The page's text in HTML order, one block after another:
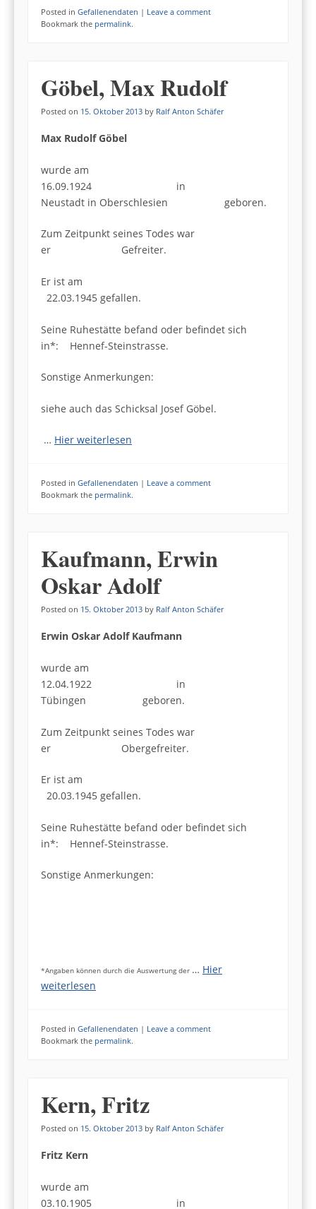
Posted in Gefallenendaten | Leave a comment
Bookmark the permalink.
Göbel, Max Rudolf
Posted on 15. Oktober 2013 by Ralf Anton Schäfer
Max Rudolf Göbel
wurde am
16.09.1924 in
Neustadt in Oberschlesien geboren.
Zum Zeitpunkt seines Todes war
er Gefreiter.
Er ist am
22.03.1945 gefallen.
Seine Ruhestätte befand oder befindet sich
in*: Hennef-Steinstrasse.
Sonstige Anmerkungen:
siehe auch das Schicksal Josef Göbel.
… Hier weiterlesen
Posted in Gefallenendaten | Leave a comment
Bookmark the permalink.
Kaufmann, Erwin
Oskar Adolf
Posted on 15. Oktober 2013 by Ralf Anton Schäfer
Erwin Oskar Adolf Kaufmann
wurde am
12.04.1922 in
Tübingen geboren.
Zum Zeitpunkt seines Todes war
er Obergefreiter.
Er ist am
20.03.1945 gefallen.
Seine Ruhestätte befand oder befindet sich
in*: Hennef-Steinstrasse.
Sonstige Anmerkungen:
*Angaben können durch die Auswertung der … Hier
weiterlesen
Posted in Gefallenendaten | Leave a comment
Bookmark the permalink.
Kern, Fritz
Posted on 15. Oktober 2013 by Ralf Anton Schäfer
Fritz Kern
wurde am
03.10.1905 in